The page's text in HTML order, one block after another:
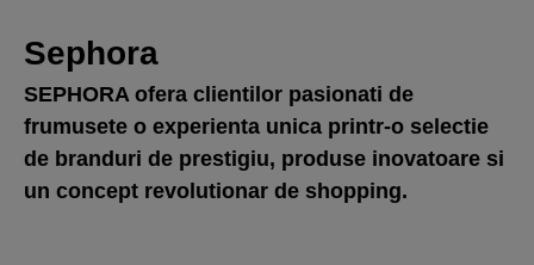
Sephora
SEPHORA ofera clientilor pasionati de
frumusete o experienta unica printr-o selectie
de branduri de prestigiu, produse inovatoare si
un concept revolutionar de shopping.